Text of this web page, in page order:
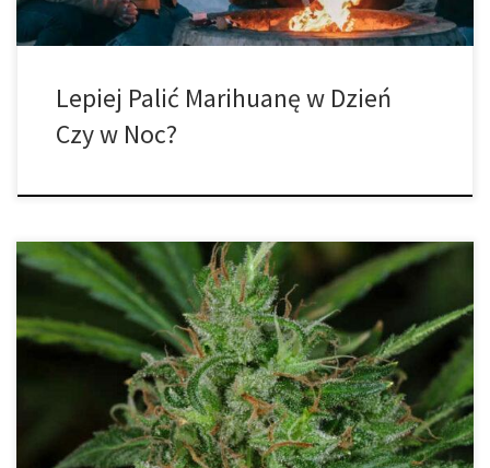
Lepiej Palić Marihuanę w Dzień
Czy w Noc?
Czy miałeś kiedyś tego przyjaciela, który powiedział, że po
prostu nic nie poczuł po zapaleniu marihuany? A może ty byłeś tą
osobą, która nie doświadczyła żadnych efektów podczas
pierwszego doświadczenia z marihuaną.Każdy, kto jest
sfrustrowany lub zdezorientowany tym zjawiskiem konsumpcji na
wczesnym etapie, powinien rozważyć poniższe punkty. Mogą
dotyczyć Ciebie […]